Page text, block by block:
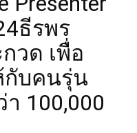
ธีรพร
วด เพื่อ
กับคนรุ่น
100,000